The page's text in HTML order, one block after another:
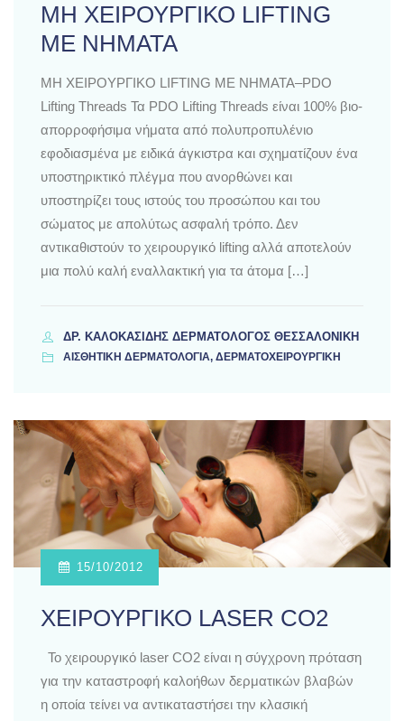
ΜΗ ΧΕΙΡΟΥΡΓΙΚΟ LIFTING
ΜΕ ΝΗΜΑΤΑ
ΜΗ ΧΕΙΡΟΥΡΓΙΚΟ LIFTING ΜΕ ΝΗΜΑΤΑ–PDO
Lifting Threads Τα PDO Lifting Threads είναι 100% βιο-
απορροφήσιμα νήματα από πολυπροπυλένιο
εφοδιασμένα με ειδικά άγκιστρα και σχηματίζουν ένα
υποστηρικτικό πλέγμα που ανορθώνει και
υποστηρίζει τους ιστούς του προσώπου και του
σώματος με απολύτως ασφαλή τρόπο. Δεν
αντικαθιστούν το χειρουργικό lifting αλλά αποτελούν
μια πολύ καλή εναλλακτική για τα άτομα […]
ΔΡ. ΚΑΛΟΚΑΣΊΔΗΣ ΔΕΡΜΑΤΟΛΌΓΟΣ ΘΕΣΣΑΛΟΝΊΚΗ
ΑΙΣΘΗΤΙΚΗ ΔΕΡΜΑΤΟΛΟΓΙΑ, ΔΕΡΜΑΤΟΧΕΙΡΟΥΡΓΙΚΗ
15/10/2012
ΧΕΙΡΟΥΡΓΙΚΟ LASER CO2
Το χειρουργικό laser CO2 είναι η σύγχρονη πρόταση
για την καταστροφή καλοήθων δερματικών βλαβών
η οποία τείνει να αντικαταστήσει την κλασική